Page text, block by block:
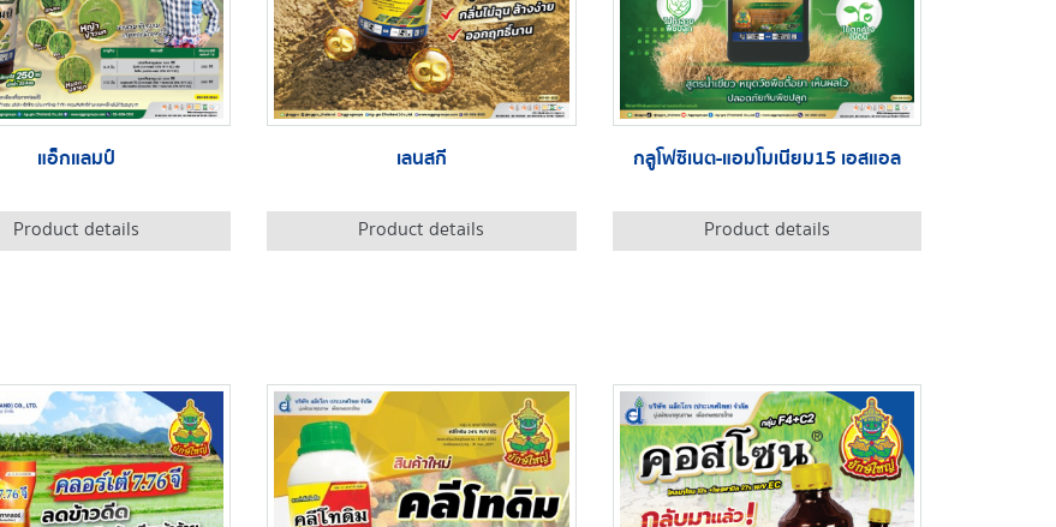
แอ็กแลมป์
Product details
เลนสกี
Product details
กลูโฟซิเนต-แอมโมเนียม15 เอสแอล
Product details